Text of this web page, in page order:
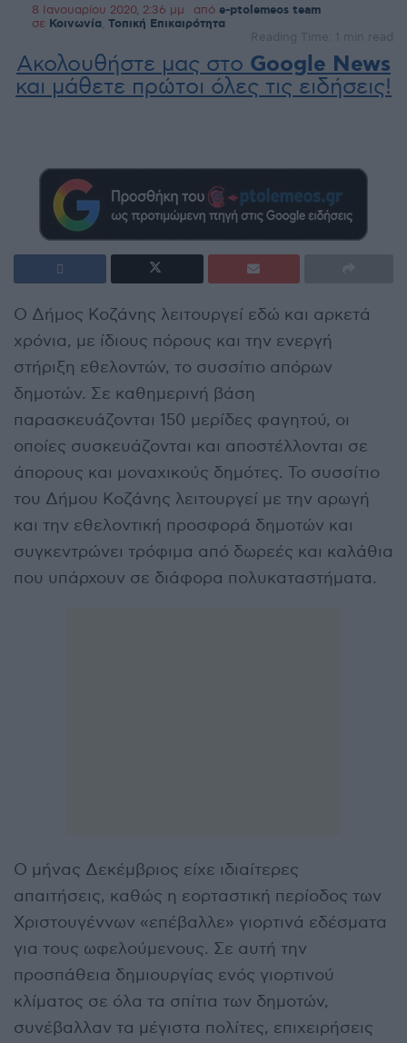
8 Ιανουαρίου 2020, 2:36 μμ από e-ptolemeos team
σε Κοινωνία Τοπική Επικαιρότητα
Reading Time: 1 min read
Ακολουθήστε μας στο Google News
και μάθετε πρώτοι όλες τις ειδήσεις!
O Δήμος Κοζάνης λειτουργεί εδώ και αρκετά
χρόνια, με ίδιους πόρους και την ενεργή
στήριξη εθελοντών, το συσσίτιο απόρων
δημοτών. Σε καθημερινή βάση
παρασκευάζονται 150 μερίδες φαγητού, οι
οποίες συσκευάζονται και αποστέλλονται σε
άπορους και μοναχικούς δημότες. Το συσσίτιο
του Δήμου Κοζάνης λειτουργεί με την αρωγή
και την εθελοντική προσφορά δημοτών και
συγκεντρώνει τρόφιμα από δωρεές και καλάθια
που υπάρχουν σε διάφορα πολυκαταστήματα.
Ο μήνας Δεκέμβριος είχε ιδιαίτερες
απαιτήσεις, καθώς η εορταστική περίοδος των
Χριστουγέννων «επέβαλλε» γιορτινά εδέσματα
για τους ωφελούμενους. Σε αυτή την
προσπάθεια δημιουργίας ενός γιορτινού
κλίματος σε όλα τα σπίτια των δημοτών,
συνέβαλλαν τα μέγιστα πολίτες, επιχειρήσεις